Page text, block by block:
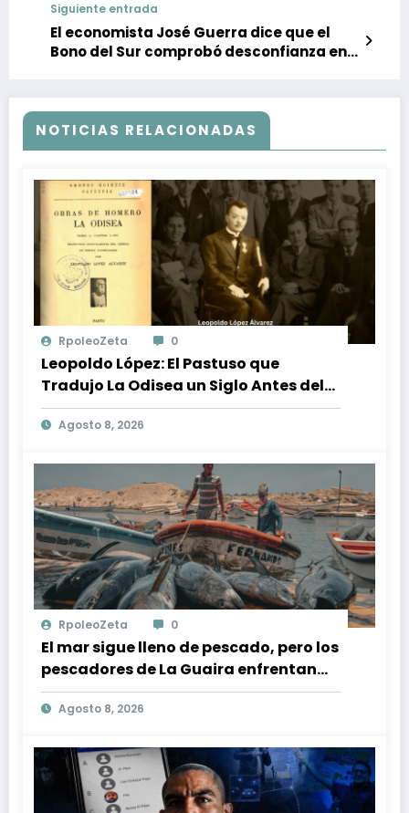
Siguiente entrada
El economista José Guerra dice que el
Bono del Sur comprobó desconfianza en
NOTICIAS RELACIONADAS
RpoleoZeta 0
Leopoldo López: El Pastuso que
Tradujo La Odisea un Siglo Antes del
Fenómeno Cinematográfico
Agosto 8, 2026
RpoleoZeta 0
El mar sigue lleno de pescado, pero los
pescadores de La Guaira enfrentan
crisis económica tras los terremotos
Agosto 8, 2026